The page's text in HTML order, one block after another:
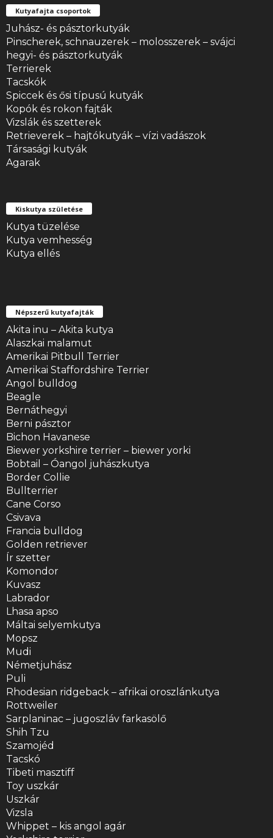
Kutyafajta csoportok
Juhász- és pásztorkutyák
Pinscherek, schnauzerek – molosszerek – svájci
hegyi- és pásztorkutyák
Terrierek
Tacskók
Spiccek és ősi típusú kutyák
Kopók és rokon fajták
Vizslák és szetterek
Retrieverek – hajtókutyák – vízi vadászok
Társasági kutyák
Agarak
Kiskutya születése
Kutya tüzelése
Kutya vemhesség
Kutya ellés
Népszerű kutyafajták
Akita inu – Akita kutya
Alaszkai malamut
Amerikai Pitbull Terrier
Amerikai Staffordshire Terrier
Angol bulldog
Beagle
Bernáthegyi
Berni pásztor
Bichon Havanese
Biewer yorkshire terrier – biewer yorki
Bobtail – Óangol juhászkutya
Border Collie
Bullterrier
Cane Corso
Csivava
Francia bulldog
Golden retriever
Ír szetter
Komondor
Kuvasz
Labrador
Lhasa apso
Máltai selyemkutya
Mopsz
Mudi
Németjuhász
Puli
Rhodesian ridgeback – afrikai oroszlánkutya
Rottweiler
Sarplaninac – jugoszláv farkasölő
Shih Tzu
Szamojéd
Tacskó
Tibeti masztiff
Toy uszkár
Uszkár
Vizsla
Whippet – kis angol agár